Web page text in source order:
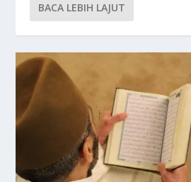
BACA LEBIH LAJUT